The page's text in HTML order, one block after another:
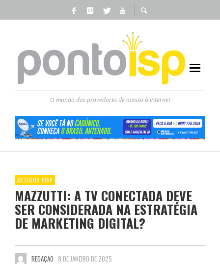
O mundo dos provedores de acesso à internet
ARTIGOS PISP
MAZZUTTI: A TV CONECTADA DEVE
SER CONSIDERADA NA ESTRATÉGIA
DE MARKETING DIGITAL?
REDAÇÃO 8 DE JANEIRO DE 2025